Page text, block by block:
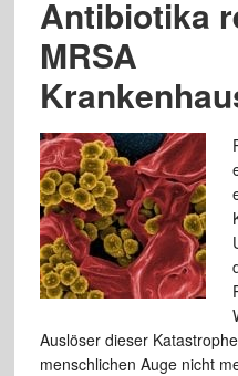
Antibiotika
MRSA
Auslöser dieser
menschlichen Auge nicht